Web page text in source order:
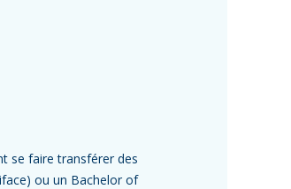
se faire transférer des
ou un Bachelor of